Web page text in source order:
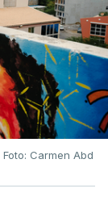
Foto: Carmen Abd